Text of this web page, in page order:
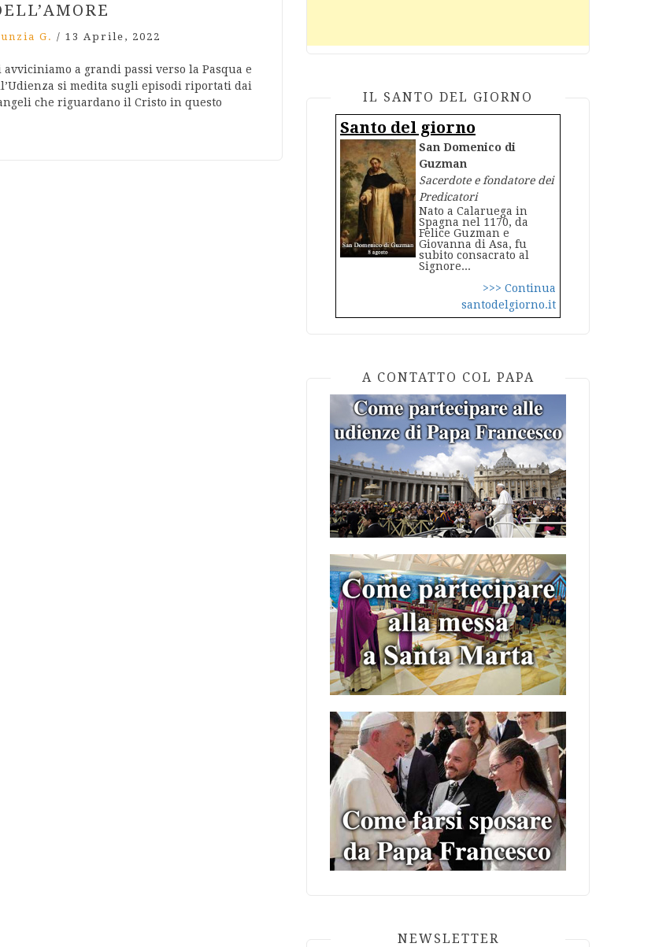
G. / 13 Aprile, 2022
avviciniamo a grandi passi verso la Pasqua e
si medita sugli episodi riportati dai
che riguardano il Cristo in questo
IL SANTO DEL GIORNO
Santo del giorno
San Domenico di
Guzman
Sacerdote e fondatore dei
Predicatori
Nato a Calaruega in
Spagna nel 1170, da
Felice Guzman e
Giovanna di Asa, fu
subito consacrato al
Signore...
>>> Continua
santodelgiorno.it
A CONTATTO COL PAPA
NEWSLETTER